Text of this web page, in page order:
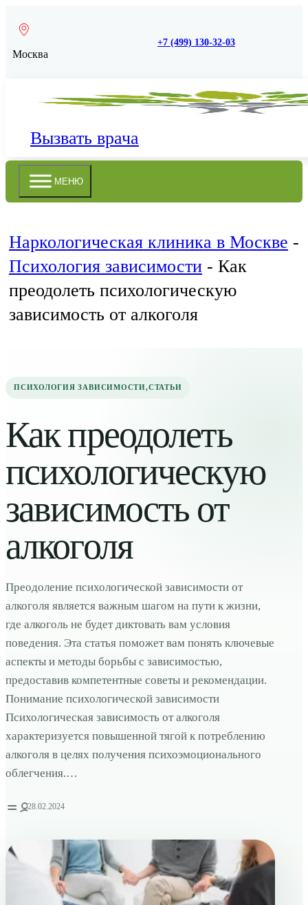
Москва
+7 (499) 130-32-03
Вызвать врача
МЕНЮ
Наркологическая клиника в Москве -
Психология зависимости - Как
преодолеть психологическую
зависимость от алкоголя
ПСИХОЛОГИЯ ЗАВИСИМОСТИ,СТАТЬИ
Как преодолеть
психологическую
зависимость от
алкоголя
Преодоление психологической зависимости от
алкоголя является важным шагом на пути к жизни,
где алкоголь не будет диктовать вам условия
поведения. Эта статья поможет вам понять ключевые
аспекты и методы борьбы с зависимостью,
предоставив компетентные советы и рекомендации.
Понимание психологической зависимости
Психологическая зависимость от алкоголя
характеризуется повышенной тягой к потреблению
алкоголя в целях получения психоэмоционального
облегчения.…
28.02.2024